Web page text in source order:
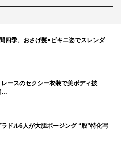
四季、おさげ髪×ビキニ姿でスレンダ
ースのセクシー衣装で美ボディ披
…
ドル6人が大胆ポージング “股”特化写